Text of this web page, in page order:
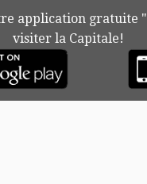
application gratuite "
visiter la Capitale!